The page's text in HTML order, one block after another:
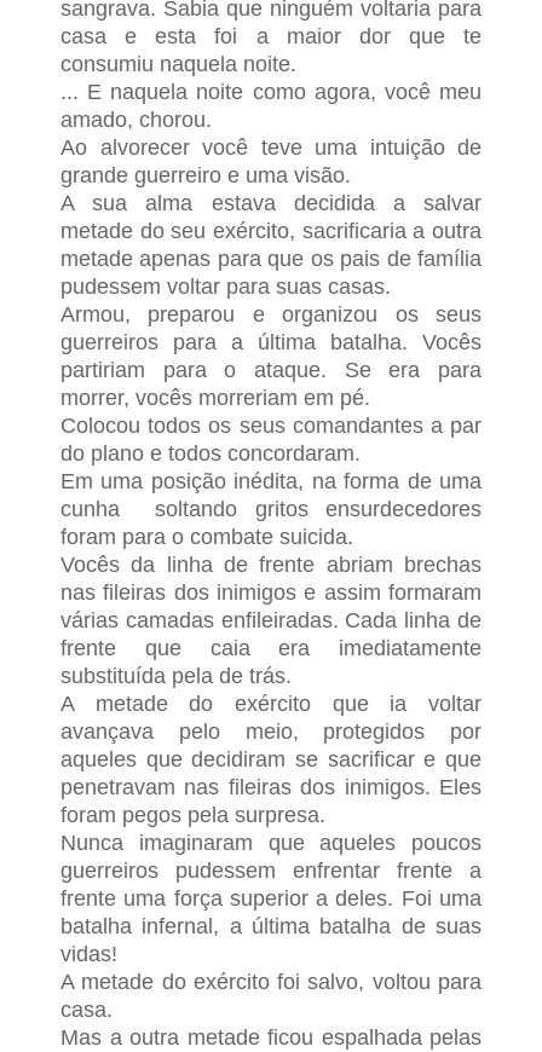
sangrava. Sabia que ninguém voltaria para
casa e esta foi a maior dor que te
consumiu naquela noite.
... E naquela noite como agora, você meu
amado, chorou.
Ao alvorecer você teve uma intuição de
grande guerreiro e uma visão.
A sua alma estava decidida a salvar
metade do seu exército, sacrificaria a outra
metade apenas para que os pais de família
pudessem voltar para suas casas.
Armou, preparou e organizou os seus
guerreiros para a última batalha. Vocês
partiriam para o ataque. Se era para
morrer, vocês morreriam em pé.
Colocou todos os seus comandantes a par
do plano e todos concordaram.
Em uma posição inédita, na forma de uma
cunha soltando gritos ensurdecedores
foram para o combate suicida.
Vocês da linha de frente abriam brechas
nas fileiras dos inimigos e assim formaram
várias camadas enfileiradas. Cada linha de
frente que caia era imediatamente
substituída pela de trás.
A metade do exército que ia voltar
avançava pelo meio, protegidos por
aqueles que decidiram se sacrificar e que
penetravam nas fileiras dos inimigos. Eles
foram pegos pela surpresa.
Nunca imaginaram que aqueles poucos
guerreiros pudessem enfrentar frente a
frente uma força superior a deles. Foi uma
batalha infernal, a última batalha de suas
vidas!
A metade do exército foi salvo, voltou para
casa.
Mas a outra metade ficou espalhada pelas